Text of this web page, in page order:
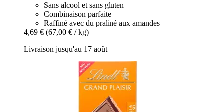
Sans alcool et sans gluten
Combinaison parfaite
Raffiné avec du praliné aux amandes
4,69 € (67,00 € / kg)
Livraison jusqu'au 17 août